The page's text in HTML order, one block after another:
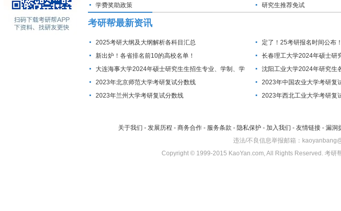
学费奖助政策
研究生推荐免试
考研帮最新资讯
2025考研大纲及大纲解析各科目汇总
定了！25考研报名时间公布！
新出炉！各省排名前10的高校名单！
长春理工大学2024年硕士研
大连海事大学2024年硕士研究生生招生专业、学制、学
费标准及拟招生人数
沈阳工业大学2024年研究生
2023年北京师范大学考研复试分数线
2023年中国农业大学考研复
2023年兰州大学考研复试分数线
2023年西北工业大学考研复
关于我们 - 发展历程 - 商务合作 - 服务条款 - 隐私保护 - 加入我们 - 友情链接 - 漏洞
违法/不良信息举报邮箱：
Copyright © 1999-2015 KaoYan.com, All Rights Reserved. 考研